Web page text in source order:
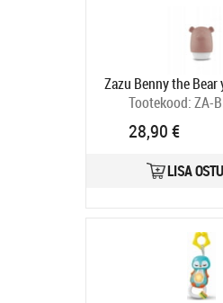
Zazu Benny the Bear
Tootekood:ZA-
28,90 €
LISA